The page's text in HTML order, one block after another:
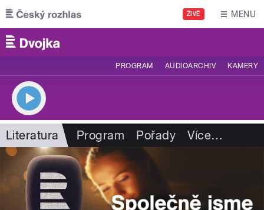
Přejít k hlavnímu obsahu
ŽIVĚ MENU
PROGRAM AUDIOARCHIV KAMERY
Literatura Program Pořady Více…